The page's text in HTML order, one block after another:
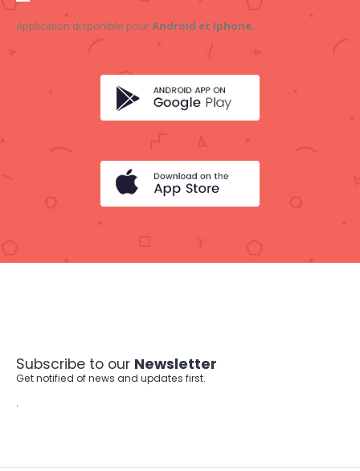
Application disponible pourAndroid et Iphone.
Subscribe to our Newsletter
Get notified of news and updates first.
.